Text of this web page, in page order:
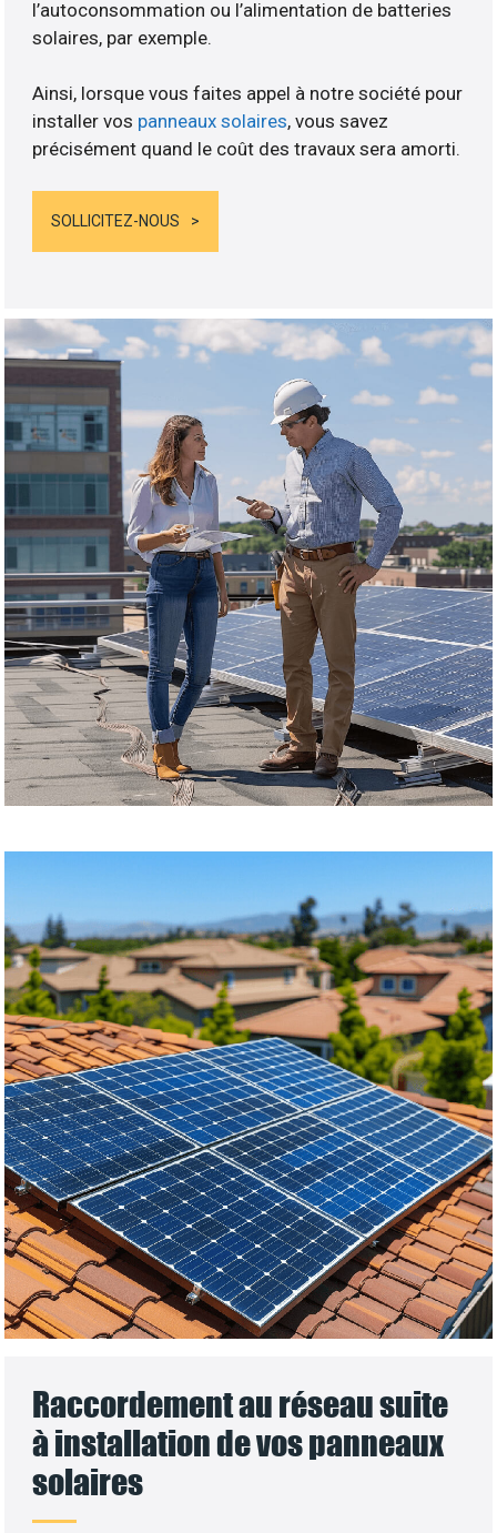
l’autoconsommation ou l’alimentation de batteries
solaires, par exemple.
Ainsi, lorsque vous faites appel à notre société pour
installer vos panneaux solaires, vous savez
précisément quand le coût des travaux sera amorti.
SOLLICITEZ-NOUS
Raccordement au réseau suite
à installation de vos panneaux
solaires